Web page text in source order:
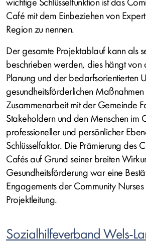
wichtige Schlüsselfunktion ist das
Café mit dem Einbeziehen von
Region zu nennen.
Der gesamte Projektablauf kann als
beschrieben werden, dies hängt von
Planung und der bedarfsorientierten
gesundheitsförderlichen
Zusammenarbeit mit der Gemeinde
Stakeholdern und den Menschen im
professioneller und persönlicher
Schlüsselfaktor. Die Prämierung des
Cafés auf Grund seiner breiten
Gesundheitsförderung war eine
Engagements der Community
Projektleitung.
Sozialhilfeverband Wels-